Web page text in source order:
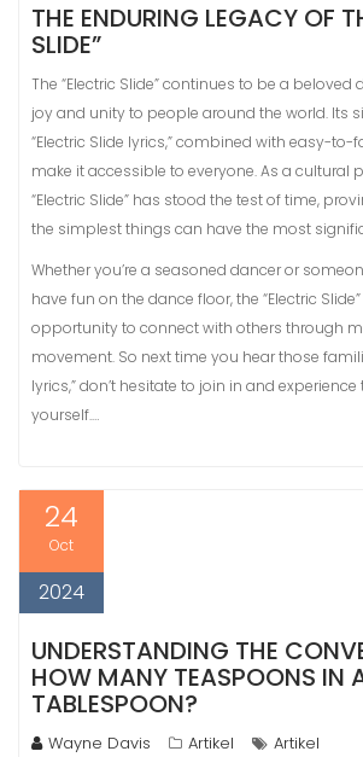
THE ENDURING LEGACY OF
SLIDE”
The “Electric Slide” continues to be a
joy and unity to people around the world. Its
“Electric Slide lyrics,” combined with easy-
make it accessible to everyone. As a cultural
“Electric Slide” has stood the test of time,
the simplest things can have the most
Whether you’re a seasoned dancer or
have fun on the dance floor, the “Electric
opportunity to connect with others through
movement. So next time you hear those
lyrics,” don’t hesitate to join in and
yourself.…
24
Oct
2024
UNDERSTANDING THE
HOW MANY TEASPOONS IN
TABLESPOON?
Wayne Davis Artikel Artikel